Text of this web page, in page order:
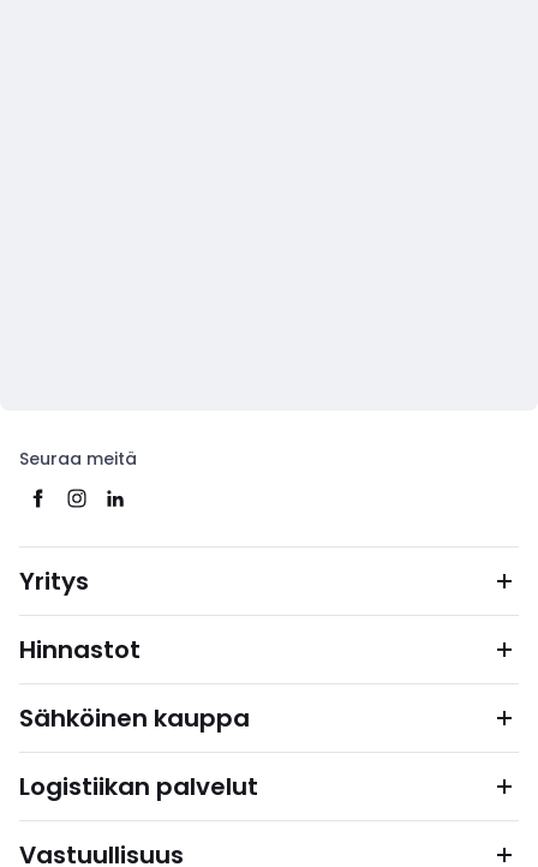
Seuraa meitä
Yritys
Hinnastot
Sähköinen kauppa
Logistiikan palvelut
Vastuullisuus